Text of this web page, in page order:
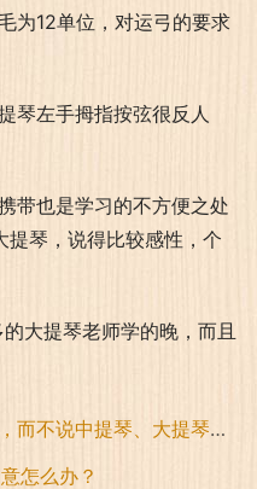
为12单位，对运弓的要求
琴左手拇指按弦很反人
带也是学习的不方便之处
提琴，说得比较感性，个
大提琴老师学的晚，而且
不说中提琴、大提琴难呢？
怎么办？